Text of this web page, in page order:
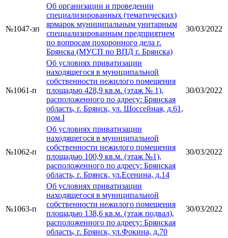
№1047-зп
Об организации и проведении
специализированных (тематических)
ярмарок муниципальным унитарным
специализированным предприятием
по вопросам похоронного дела г.
Брянска (МУСП по ВПД г. Брянска)
30/03/2022
№1061-п
Об условиях приватизации
находящегося в муниципальной
собственности нежилого помещения
площадью 428,9 кв.м. (этаж № 1),
расположенного по адресу: Брянская
область, г. Брянск, ул. Шоссейная, д.61,
пом.I
30/03/2022
№1062-п
Об условиях приватизации
находящегося в муниципальной
собственности нежилого помещения
площадью 100,9 кв.м. (этаж №1),
расположенного по адресу: Брянская
область, г. Брянск, ул.Есенина, д.14
30/03/2022
№1063-п
Об условиях приватизации
находящегося в муниципальной
собственности нежилого помещения
площадью 138,6 кв.м. (этаж подвал),
расположенного по адресу: Брянская
область, г. Брянск, ул.Фокина, д.70
30/03/2022